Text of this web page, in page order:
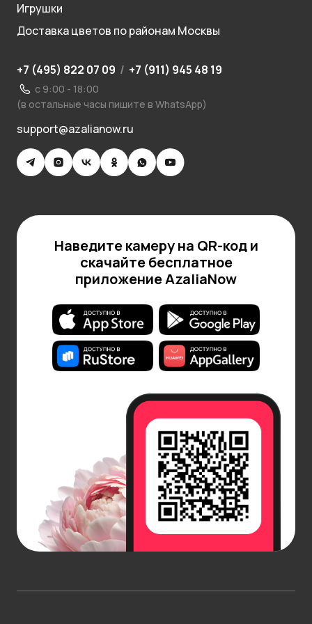
Игрушки
Доставка цветов по районам Москвы
+7 (495) 822 07 09 / +7 (911) 945 48 19
с 9:00 - 18:00
(в остальные часы пишите в WhatsApp)
support@azalianow.ru
Наведите камеру на QR-код и
скачайте бесплатное
приложение AzaliaNow